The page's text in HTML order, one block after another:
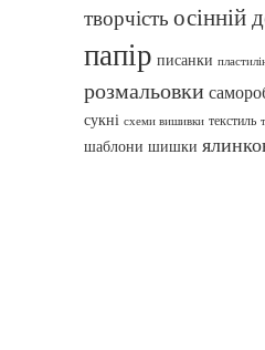
творчість осінній
папір писанки
розмальовки
сукні схеми вишивки текстиль
шаблони шишки